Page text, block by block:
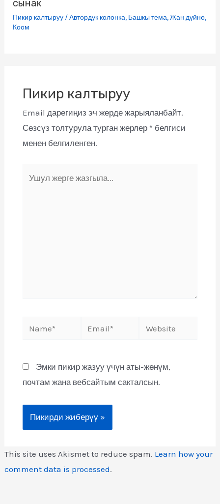
сынак
Пикир калтыруу /Автордук колонка, Башкы тема,Жан дүйнө,
Коом
Пикир калтыруу
Email дарегиңиз эч жерде жарыяланбайт.
Сөзсүз толтурула турган жерлер * белгиси
менен белгиленген.
Эмки пикир жазуу үчүн аты-жөнүм,
почтам жана вебсайтым сакталсын.
This site uses Akismet to reduce spam. Learn how your
comment data is processed.